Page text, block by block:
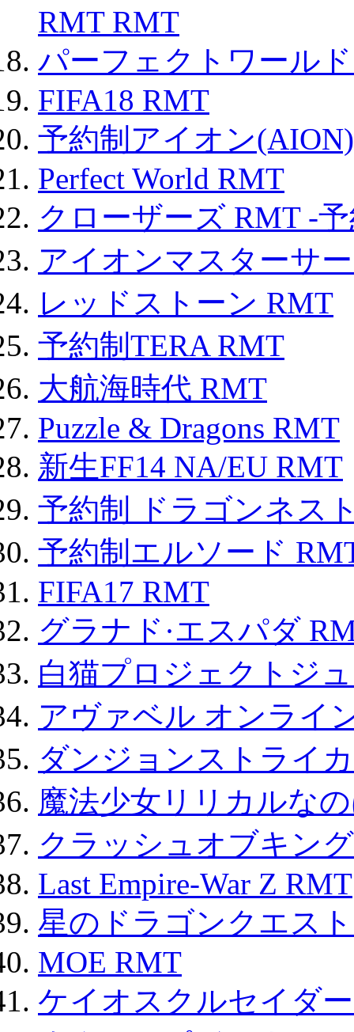
RMT RMT
パーフェクトワール
FIFA18 RMT
予約制アイオン
Perfect World RMT
クローザーズ RMT -
アイオンマスターサ
レッドストーン RMT
予約制TERA RMT
大航海時代 RMT
Puzzle & Dragons RMT
新生FF14 NA/EU RMT
予約制 ドラゴンネス
予約制エルソード
FIFA17 RMT
グラナド·エスパダ
白猫プロジェクトジ
アヴァベル オンライ
ダンジョンストライ
魔法少女リリカルな
クラッシュオブキン
Last Empire-War Z RMT
星のドラゴンクエス
MOE RMT
ケイオスクルセイダ